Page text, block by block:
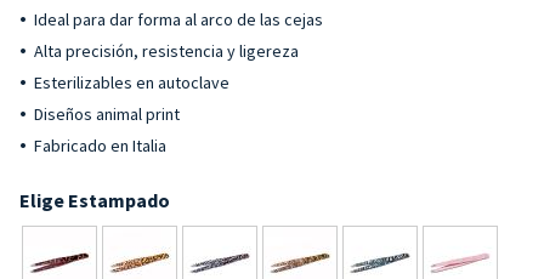
Ideal para dar forma al arco de las cejas
Alta precisión, resistencia y ligereza
Esterilizables en autoclave
Diseños animal print
Fabricado en Italia
Elige Estampado